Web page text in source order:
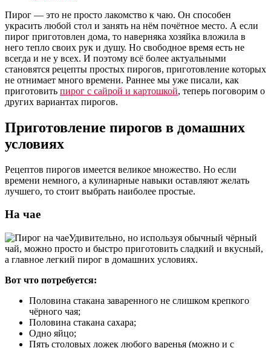
Пирог — это не просто лакомство к чаю. Он способен
украсить любой стол и занять на нём почётное место. А если
пирог приготовлен дома, то наверняка хозяйка вложила в
него тепло своих рук и душу. Но свободное время есть не
всегда и не у всех. И поэтому всё более актуальными
становятся рецепты простых пирогов, приготовление которых
не отнимает много времени. Раннее мы уже писали, как
приготовить пирог с сайрой и картошкой, теперь поговорим о
других вариантах пирогов.
Приготовление пирогов в домашних
условиях
Рецептов пирогов имеется великое множество. Но если
времени немного, а кулинарные навыки оставляют желать
лучшего, то стоит выбрать наиболее простые.
На чае
Удивительно, но используя обычный чёрный
чай, можно просто и быстро приготовить сладкий и вкусный,
а главное легкий пирог в домашних условиях.
Вот что потребуется:
Половина стакана заваренного не слишком крепкого
чёрного чая;
Половина стакана сахара;
Одно яйцо;
Пять столовых ложек любого варенья (можно и с